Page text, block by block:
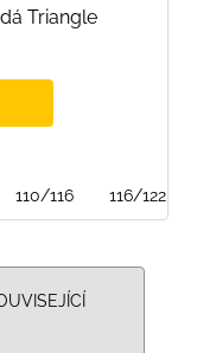
Triangle
110/116 116/122